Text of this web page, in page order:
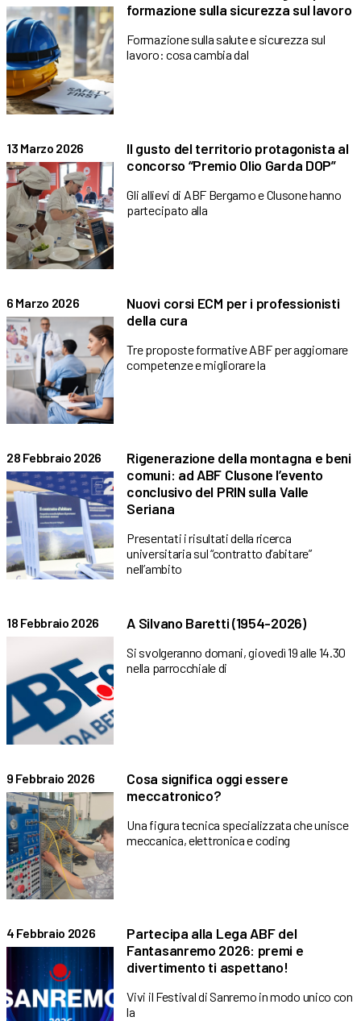
formazione sulla sicurezza sul lavoro
Formazione sulla salute e sicurezza sul
lavoro: cosa cambia dal
13 Marzo 2026
Il gusto del territorio protagonista al
concorso “Premio Olio Garda DOP”
Gli allievi di ABF Bergamo e Clusone hanno
partecipato alla
6 Marzo 2026
Nuovi corsi ECM per i professionisti
della cura
Tre proposte formative ABF per aggiornare
competenze e migliorare la
28 Febbraio 2026
Rigenerazione della montagna e beni
comuni: ad ABF Clusone l’evento
conclusivo del PRIN sulla Valle
Seriana
Presentati i risultati della ricerca
universitaria sul “contratto d’abitare”
nell’ambito
18 Febbraio 2026 A Silvano Baretti (1954-2026)
Si svolgeranno domani, giovedì 19 alle 14.30
nella parrocchiale di
9 Febbraio 2026
Cosa significa oggi essere
meccatronico?
Una figura tecnica specializzata che unisce
meccanica, elettronica e coding
4 Febbraio 2026
Partecipa alla Lega ABF del
Fantasanremo 2026: premi e
divertimento ti aspettano!
Vivi il Festival di Sanremo in modo unico con
la